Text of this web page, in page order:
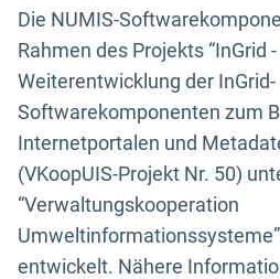
Die NUMIS-
Rahmen des Projekts “InGrid
Weiterentwicklung der InGrid-
Softwarekomponenten zum
Internetportalen und
(VKoopUIS-Projekt Nr. 50)
“Verwaltungskooperation
entwickelt. Nähere